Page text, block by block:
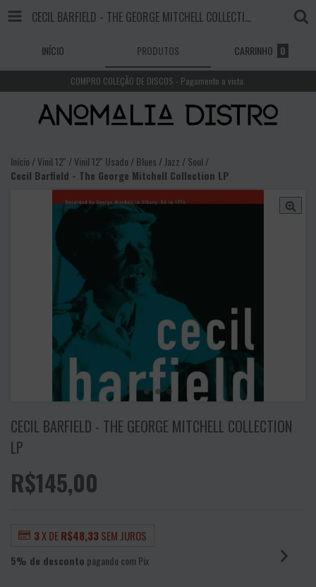
CECIL BARFIELD - THE GEORGE MITCHELL COLLECTION LP
INÍCIO PRODUTOS CARRINHO 0
COMPRO COLEÇÃO DE DISCOS - Pagamento a vista.
Início /Vinil 12'' /Vinil 12'' Usado /Blues / Jazz / Soul /
Cecil Barfield - The George Mitchell Collection LP
CECIL BARFIELD - THE GEORGE MITCHELL COLLECTION
LP
R$145,00
3X DER$48,33SEM JUROS
5% de desconto pagando com Pix